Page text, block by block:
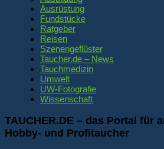
Ausrüstung
Fundstücke
Ratgeber
Reisen
Szenengeflüster
Taucher.de – News
Tauchmedizin
Umwelt
UW-Fotografie
Wissenschaft
TAUCHER.DE – das Portal für
Hobby- und Profitaucher